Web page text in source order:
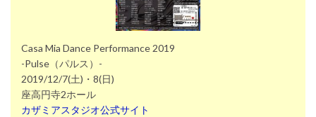
Casa Mia Dance Performance 2019
-Pulse（パルス）-
2019/12/7(土)・8(日)
座高円寺2ホール
カザミアスタジオ公式サイト